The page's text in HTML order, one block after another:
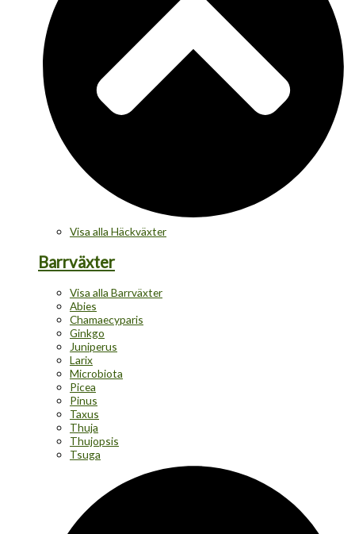
Visa alla Häckväxter
Barrväxter
Visa alla Barrväxter
Abies
Chamaecyparis
Ginkgo
Juniperus
Larix
Microbiota
Picea
Pinus
Taxus
Thuja
Thujopsis
Tsuga